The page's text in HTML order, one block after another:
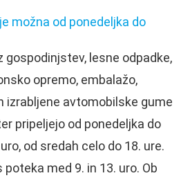
možna od ponedeljka do
gospodinjstev, lesne odpadke,
opremo, embalažo,
izrabljene avtomobilske gume
pripeljejo od ponedeljka do
od sredah celo do 18. ure.
med 9. in 13. uro. Ob